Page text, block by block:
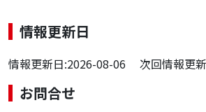
情報更新日
情報更新日:2026-08-06 次回情報更
お問合せ